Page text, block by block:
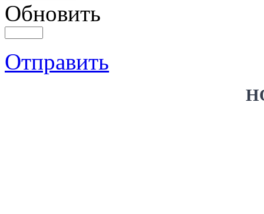
Обновить
Отправить